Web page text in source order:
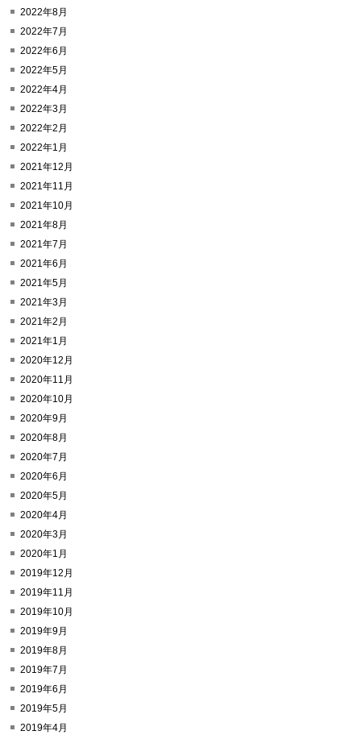
2022年8月
2022年7月
2022年6月
2022年5月
2022年4月
2022年3月
2022年2月
2022年1月
2021年12月
2021年11月
2021年10月
2021年8月
2021年7月
2021年6月
2021年5月
2021年3月
2021年2月
2021年1月
2020年12月
2020年11月
2020年10月
2020年9月
2020年8月
2020年7月
2020年6月
2020年5月
2020年4月
2020年3月
2020年1月
2019年12月
2019年11月
2019年10月
2019年9月
2019年8月
2019年7月
2019年6月
2019年5月
2019年4月